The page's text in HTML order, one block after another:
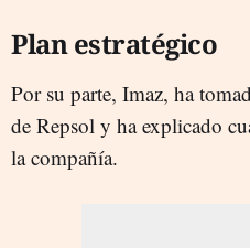
Plan estratégico
Por su parte, Imaz, ha
de Repsol y ha explicado
la compañía.